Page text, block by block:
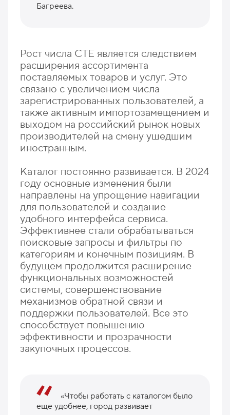
Багреева.
Рост числа СТЕ является следствием
расширения ассортимента
поставляемых товаров и услуг. Это
связано с увеличением числа
зарегистрированных пользователей, а
также активным импортозамещением и
выходом на российский рынок новых
производителей на смену ушедшим
иностранным.
Каталог постоянно развивается. В 2024
году основные изменения были
направлены на упрощение навигации
для пользователей и создание
удобного интерфейса сервиса.
Эффективнее стали обрабатываться
поисковые запросы и фильтры по
категориям и конечным позициям. В
будущем продолжится расширение
функциональных возможностей
системы, совершенствование
механизмов обратной связи и
поддержки пользователей. Все это
способствует повышению
эффективности и прозрачности
закупочных процессов.
«Чтобы работать с каталогом было
еще удобнее, город развивает